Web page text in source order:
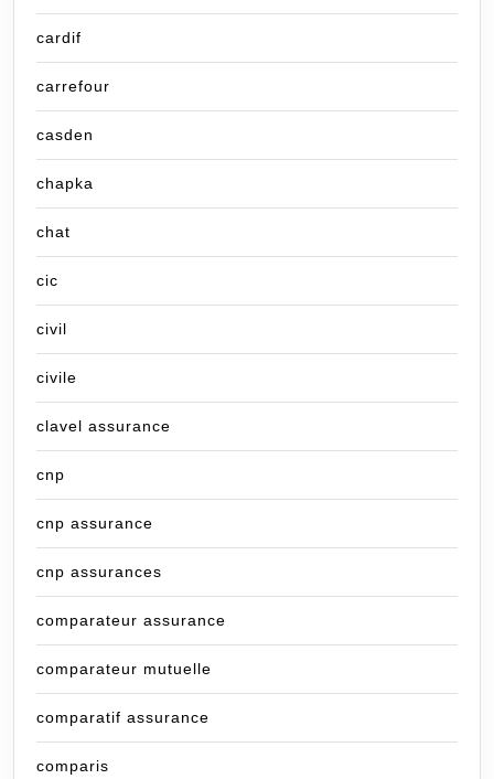
cardif
carrefour
casden
chapka
chat
cic
civil
civile
clavel assurance
cnp
cnp assurance
cnp assurances
comparateur assurance
comparateur mutuelle
comparatif assurance
comparis